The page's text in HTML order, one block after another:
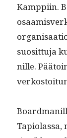
Kamp­pi­in.
suosit­tu­ja
nille.